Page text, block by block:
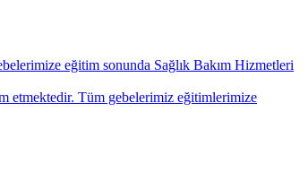
eğitim sonunda Sağlık Bakım Hizmetleri
etmektedir. Tüm gebelerimiz eğitimlerimize